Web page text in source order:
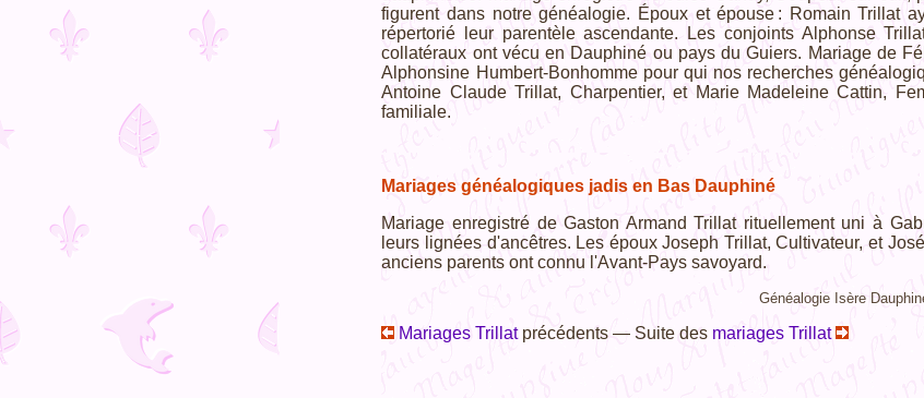
figurent dans notre généalogie. Époux et épouse : Romain Trillat
répertorié leur parentèle ascendante. Les conjoints Alphonse
collatéraux ont vécu en Dauphiné ou pays du Guiers. Mariage de
Alphonsine Humbert-Bonhomme pour qui nos recherches
Antoine Claude Trillat, Charpentier, et Marie Madeleine Cattin,
familiale.
Mariages généalogiques jadis en Bas Dauphiné
Mariage enregistré de Gaston Armand Trillat rituellement uni à
leurs lignées d'ancêtres. Les époux Joseph Trillat, Cultivateur, et
anciens parents ont connu l'Avant-Pays savoyard.
Généalogie Isère
Mariages Trillatprécédents — Suite des mariages Trillat